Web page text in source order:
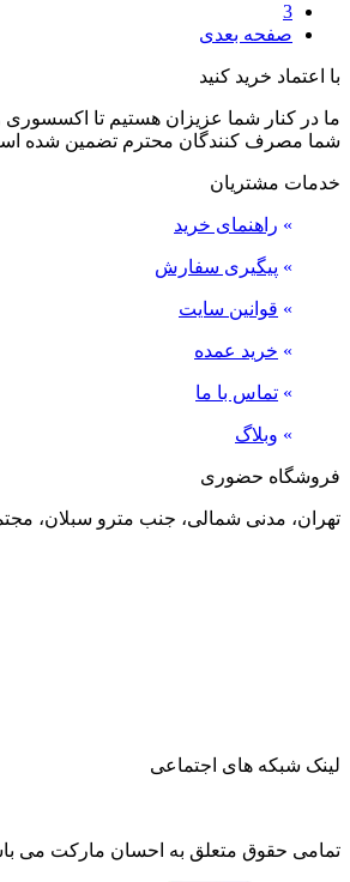
3
صفحه بعدی
با اعتماد خرید کنید
ما در کنار شما عزیزان هستیم تا اکسسوری
شما مصرف کنندگان محترم تضمین شده
خدمات مشتریان
» راهنمای خرید
» پیگیری سفارش
» قوانین سایت
» خرید عمده
» تماس با ما
» وبلاگ
فروشگاه حضوری
تهران، مدنی شمالی، جنب مترو سبلان، مجتمع تجاری
لینک شبکه های اجتماعی
تمامی حقوق متعلق به احسان مارکت می